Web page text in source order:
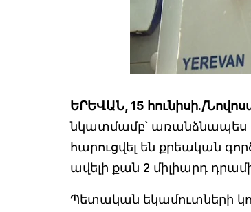
ԵՐԵՎԱՆ, 15 հունիսի./
նկատմամբ՝ առանձնապես
հարուցվել են քրեական
ավելի քան 2 միլիարդ
Պետական եկամուտների